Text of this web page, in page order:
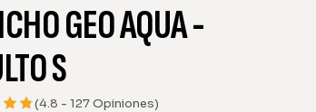
GEO AQUA -
S
(4.8 - 127 Opiniones)